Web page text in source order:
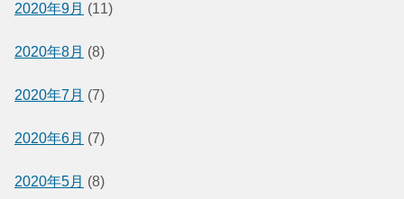
2020年9月 (11)
2020年8月 (8)
2020年7月 (7)
2020年6月 (7)
2020年5月 (8)